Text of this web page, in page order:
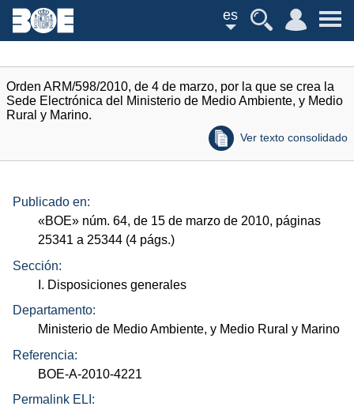
es
Orden ARM/598/2010, de 4 de marzo, por la que se crea la
Sede Electrónica del Ministerio de Medio Ambiente, y Medio
Rural y Marino.
Ver texto consolidado
Publicado en:
«BOE» núm. 64, de 15 de marzo de 2010, páginas
25341 a 25344 (4 págs.)
Sección:
I. Disposiciones generales
Departamento:
Ministerio de Medio Ambiente, y Medio Rural y Marino
Referencia:
BOE-A-2010-4221
Permalink ELI: